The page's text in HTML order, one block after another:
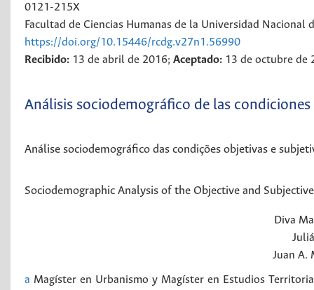
0121-215X
Facultad de Ciencias Humanas de la Universidad Nacional
https://doi.org/10.15446/rcdg.v27n1.56990
Recibido: 13 de abril de 2016; Aceptado: 13 de octubre de
Análisis sociodemográfico de las
Análise sociodemográfico das condições objetivas e
Sociodemographic Analysis of the Objective and
Diva
Juan A.
a Magíster en Urbanismo y Magíster en Estudios